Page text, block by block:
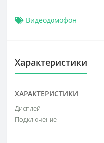
Видеодомофон
Характеристики
ХАРАКТЕРИСТИКИ
Дисплей
Подключение